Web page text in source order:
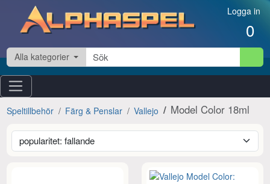
Hoppa till innehåll Logga in
0
Alla kategorier
Speltillbehör Färg & Penslar Vallejo Model Color 18ml